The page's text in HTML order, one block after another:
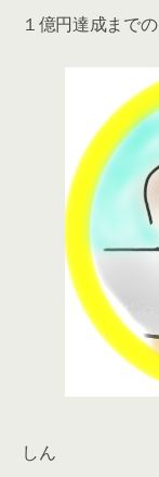
１億円達成まで
しん